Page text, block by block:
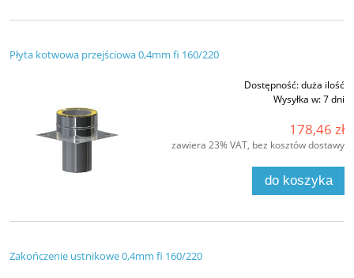
Płyta kotwowa przejściowa 0,4mm fi 160/220
Dostępność:duża ilość
Wysyłka w:7 dni
178,46 zł
zawiera 23% VAT, bez kosztów dostawy
do koszyka
Zakończenie ustnikowe 0,4mm fi 160/220